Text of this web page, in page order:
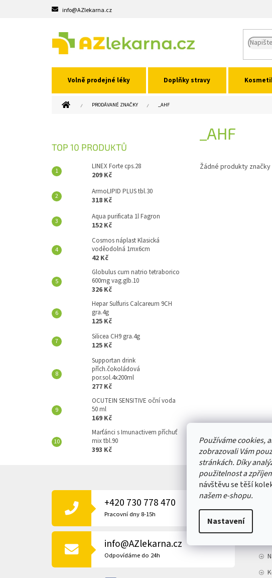
Používáme cookies,
zobrazovali Vám
stránkách. Díky
použitelnost a
návštěvu se těší
našem e-shopu.
Nastavení
info@AZlekarna.cz
Volně prodejné léky Doplňky stravy
DOMŮ PRODÁVANÉ ZNAČKY _AHF
TOP 10 PRODUKTŮ
LINEX Forte cps.28
209 Kč
ArmoLIPID PLUS tbl.30
318 Kč
Aqua purificata 1l Fagron
152 Kč
Cosmos náplast Klasická
voděodolná 1mx6cm
42 Kč
Globulus cum natrio tetraborico
600mg vag.glb.10
326 Kč
Hepar Sulfuris Calcareum 9CH
gra.4g
125 Kč
Silicea CH9 gra.4g
125 Kč
Supportan drink
přích.čokoládová
por.sol.4x200ml
277 Kč
OCUTEIN SENSITIVE oční voda
50 ml
169 Kč
Marťánci s Imunactivem příchuť
mix tbl.90
393 Kč
_AHF
Žádné produkty značky
+420 730 778 470
Pracovní dny 8-15h
info@AZlekarna.cz
Odpovídáme do 24h